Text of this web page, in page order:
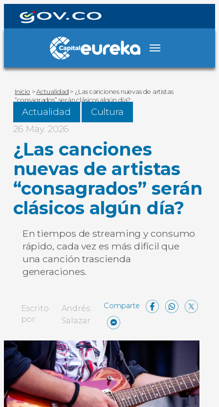
Inicio >Actualidad > ¿Las canciones nuevas de artistas
“consagrados” serán clásicos algún día?
Actualidad
Cultura
26 May. 2026
¿Las canciones
nuevas de artistas
“consagrados” serán
clásicos algún día?
En tiempos de streaming y consumo
rápido, cada vez es más difícil que
una canción trascienda
generaciones.
Escrito
por:
Andrés
Salazar